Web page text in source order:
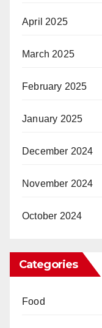
April 2025
March 2025
February 2025
January 2025
December 2024
November 2024
October 2024
Categories
Food